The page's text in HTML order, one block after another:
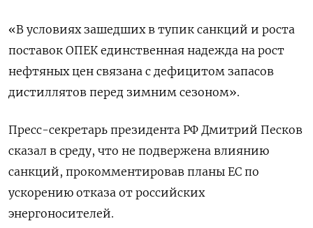
«В условиях зашедших в тупик санкций и роста
поставок ОПЕК единственная надежда на рост
нефтяных цен связана с дефицитом запасов
дистиллятов перед зимним сезоном».
Пресс-секретарь президента РФ Дмитрий Песков
сказал в среду, что не подвержена влиянию
санкций, прокомментировав планы ЕС по
ускорению отказа от российских
энергоносителей.